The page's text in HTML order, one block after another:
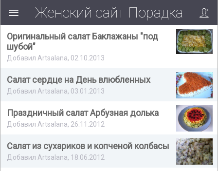
Женский сайт Порадка
Оригинальный салат Баклажаны "под
шубой"
Добавил Artsalana, 02.10.2013
Салат сердце на День влюбленных
Добавил Artsalana, 03.01.2013
Праздничный салат Арбузная долька
Добавил Artsalana, 26.11.2012
Салат из сухариков и копченой колбасы
Добавил Artsalana, 18.06.2012